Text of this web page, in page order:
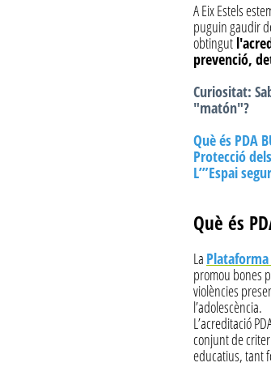
A Eix Estels
puguin gaudir
obtingut
prevenció,
Curiositat:
"matón"?
Què és PDA
Protecció
L’”Espai
Què és
La Plataforma
promou bones
violències
l’adolescència.
L’acreditació
conjunt de
educatius, tant